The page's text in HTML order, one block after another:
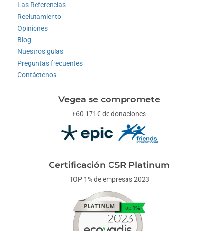
Las Referencias
Reclutamiento
Opiniones
Blog
Nuestros guías
Preguntas frecuentes
Contáctenos
Vegea se compromete
+60 171€ de donaciones
Certificación CSR Platinum
TOP 1% de empresas 2023